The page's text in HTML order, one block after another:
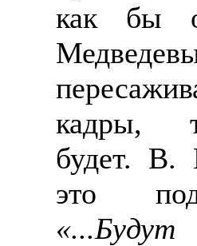
как бы
кадры,
будет. В.
это